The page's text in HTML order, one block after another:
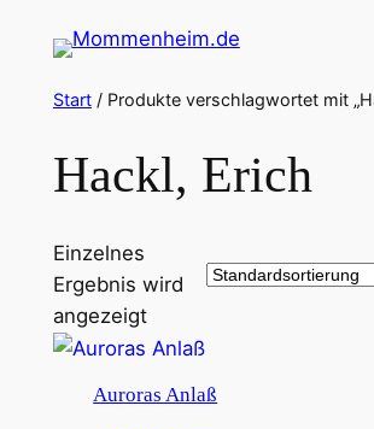
Inhalt
springen
Start/ Produkte verschlagwortet mit
Hackl, Erich
Einzelnes
Ergebnis wird
angezeigt
Auroras Anlaß